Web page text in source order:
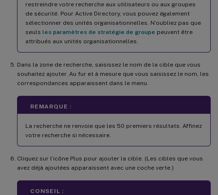
restreindre votre recherche aux utilisateurs ou aux groupes
de sécurité. Pour Active Directory, vous pouvez également
sélectionner des unités organisationnelles. N’oubliez pas que
seuls les paramètres de stratégie de groupe peuvent être
attribués aux unités organisationnelles.
Dans la zone de recherche, saisissez le nom de la cible que vous
souhaitez ajouter. Au fur et à mesure que vous saisissez le nom, les
correspondances apparaissent dans le menu.
REMARQUE :
La recherche ne renvoie que les 50 premiers résultats. Affinez
votre recherche si nécessaire.
Cliquez sur l’icône Plus pour ajouter la cible. (Les cibles que vous
avez déjà ajoutées apparaissent avec une coche verte.)
CONSEIL :